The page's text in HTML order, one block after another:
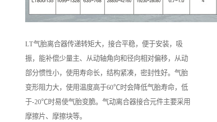
LT气胎离合器传递转矩大，接合平稳，便于安装，吸
振，能补偿少量主、从动轴角向和径向相对偏移，从动
部分惯性小，使用寿命长，结构紧凑，密封性好。气胎
变形阻力大，使用温度高于60℃时会降低气胎寿命，低
于-20℃时易使气胎变脆。气动离合器接合元件主要采用
摩擦片、摩擦块等。